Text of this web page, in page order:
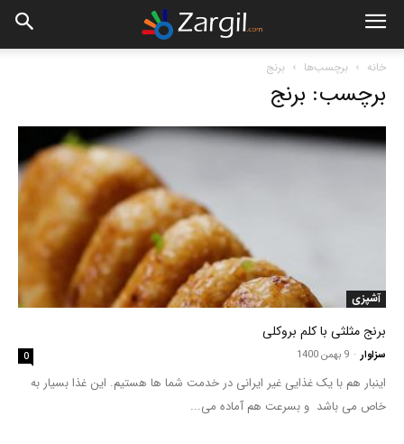
خانه برچسب‌ها برنج
برچسب: برنج
آشپزی
برنج مثلثی با کلم بروکلی
سزاوار - 9 بهمن 1400 0
اینبار هم با یک غذایی غیر ایرانی در خدمت شما ها هستیم. این غذا بسیار به
خاص می باشد و بسرعت هم آماده می...